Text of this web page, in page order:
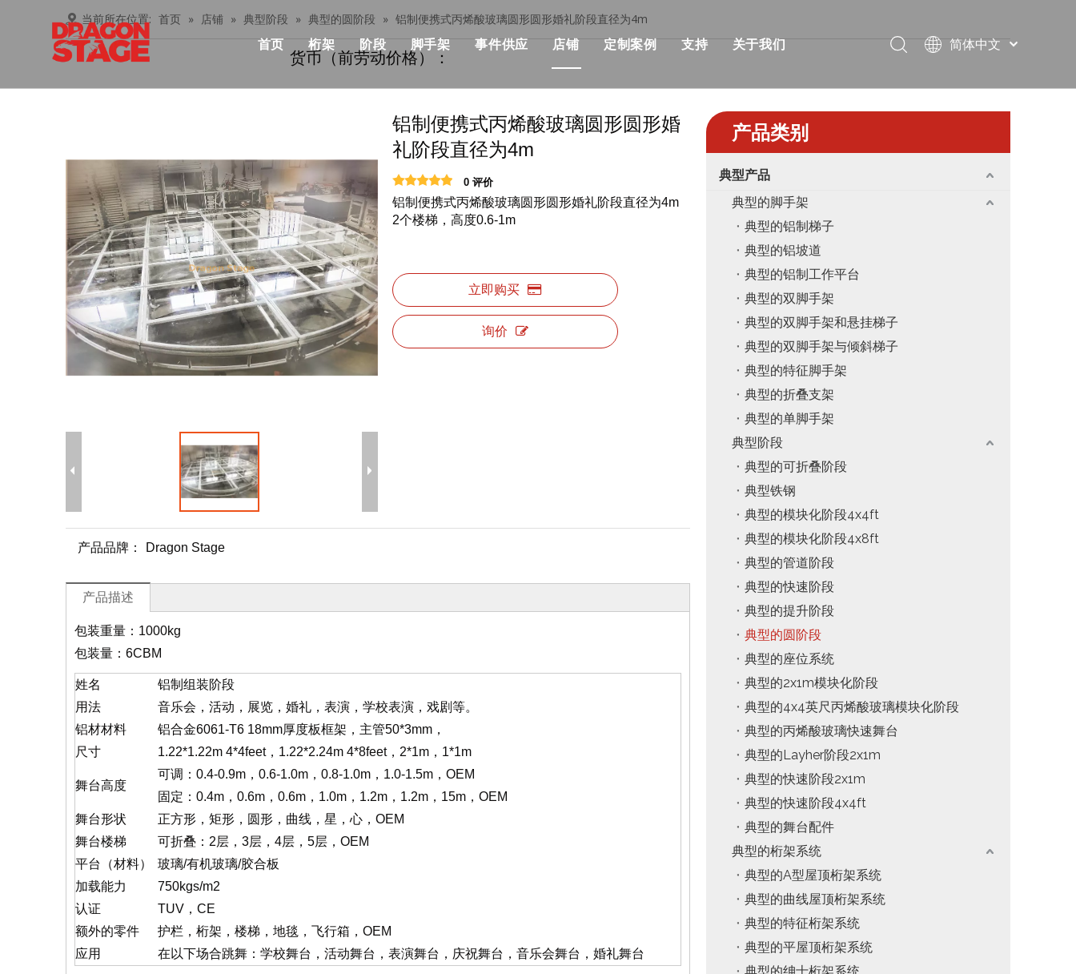
首页 桁架
桁架设计产品清单
忍者战士桁架系统
铝桁架
阶段
快速舞台
管道阶段
铁阶段
圆场
跑道舞台
户外舞台
脚手架
铝制脚手架
可折叠的脚手架
双脚手架与攀登梯子
用步梯双脚手架
铝制梯子
铝制工作平台
事件供应
优点
机械
事件帐篷
事件LED显示
活动用品
店铺
快速舞台价格
舞台照明价格
舞台音价
定制案例
KSA事件解决方案
支持
常问问题
下载
关于我们
展览
联系我们
简体中文
Pусский
Español
العربية
English
当前所在位置: 首页 » 店铺 » 典型阶段 » 典型的圆阶段 » 铝制便携式丙烯酸玻璃圆形圆形婚礼阶段直径为4m
货币（前劳动价格）：
铝制便携式丙烯酸玻璃圆形圆形婚
礼阶段直径为4m
0 评价
铝制便携式丙烯酸玻璃圆形圆形婚礼阶段直径为4m
2个楼梯，高度0.6-1m
立即购买
询价
产品品牌： Dragon Stage
产品描述
包装重量：1000kg
包装量：6CBM
姓名
铝制组装阶段
用法
音乐会，活动，展览，婚礼，表演，学校表演，戏剧等。
铝材材料
铝合金6061-T6 18mm厚度板框架，主管50*3mm，
尺寸
1.22*1.22m 4*4feet，1.22*2.24m 4*8feet，2*1m，1*1m
舞台高度
可调：0.4-0.9m，0.6-1.0m，0.8-1.0m，1.0-1.5m，OEM
固定：0.4m，0.6m，0.6m，1.0m，1.2m，1.2m，15m，OEM
舞台形状
正方形，矩形，圆形，曲线，星，心，OEM
舞台楼梯
可折叠：2层，3层，4层，5层，OEM
平台（材料）
玻璃/有机玻璃/胶合板
加载能力
750kgs/m2
认证
TUV，CE
额外的零件
护栏，桁架，楼梯，地毯，飞行箱，OEM
应用
在以下场合跳舞：学校舞台，活动舞台，表演舞台，庆祝舞台，音乐会舞台，婚礼舞台
产品类别
典型产品
典型的脚手架
典型的铝制梯子
典型的铝坡道
典型的铝制工作平台
典型的双脚手架
典型的双脚手架和悬挂梯子
典型的双脚手架与倾斜梯子
典型的特征脚手架
典型的折叠支架
典型的单脚手架
典型阶段
典型的可折叠阶段
典型铁钢
典型的模块化阶段4x4ft
典型的模块化阶段4x8ft
典型的管道阶段
典型的快速阶段
典型的提升阶段
典型的圆阶段
典型的座位系统
典型的2x1m模块化阶段
典型的4x4英尺丙烯酸玻璃模块化阶段
典型的丙烯酸玻璃快速舞台
典型的Layher阶段2x1m
典型的快速阶段2x1m
典型的快速阶段4x4ft
典型的舞台配件
典型的桁架系统
典型的A型屋顶桁架系统
典型的曲线屋顶桁架系统
典型的特征桁架系统
典型的平屋顶桁架系统